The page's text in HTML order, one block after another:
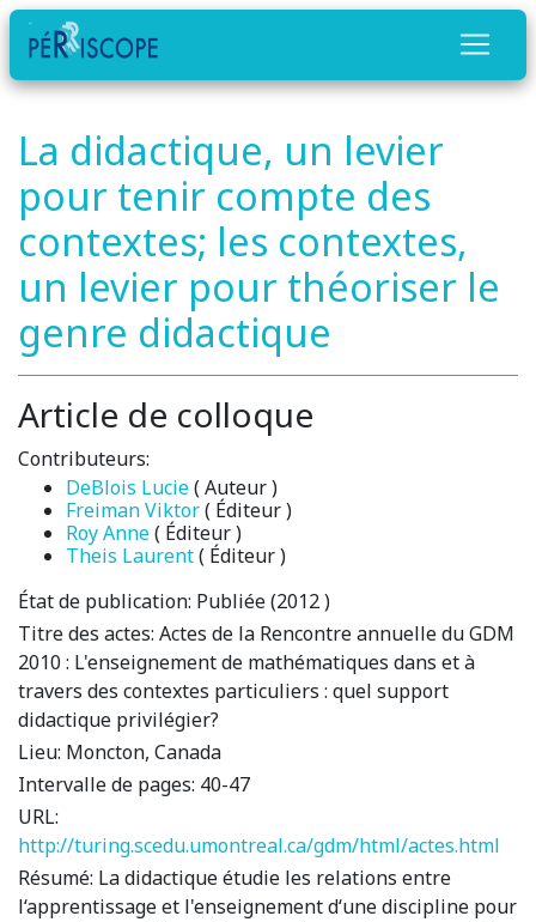
La didactique, un levier
pour tenir compte des
contextes; les contextes,
un levier pour théoriser le
genre didactique
Article de colloque
Contributeurs:
DeBlois Lucie( Auteur )
Freiman Viktor( Éditeur )
Roy Anne( Éditeur )
Theis Laurent( Éditeur )
État de publication: Publiée (2012 )
Titre des actes: Actes de la Rencontre annuelle du GDM
2010 : L'enseignement de mathématiques dans et à
travers des contextes particuliers : quel support
didactique privilégier?
Lieu: Moncton, Canada
Intervalle de pages: 40-47
URL:
http://turing.scedu.umontreal.ca/gdm/html/actes.html
Résumé: La didactique étudie les relations entre
l‘apprentissage et l'enseignement d‘une discipline pour